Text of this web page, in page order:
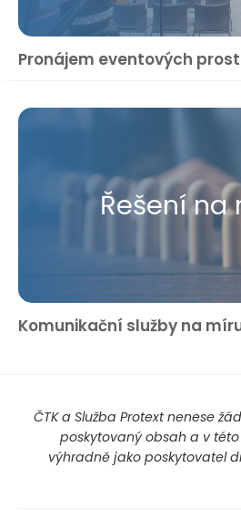
Pronájem eventových
Řešení na
Komunikační služby na
ČTK a Služba Protext nenese
poskytovaný obsah a v
výhradně jako poskytovatel